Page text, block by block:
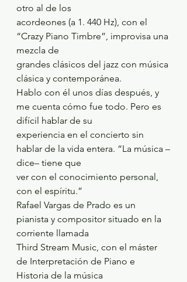
otro al de los
acordeones (a 1. 440 Hz), con el
“Crazy Piano Timbre”, improvisa una
mezcla de
grandes clásicos del jazz con música
clásica y contemporánea.
Hablo con él unos días después, y
me cuenta cómo fue todo. Pero es
difícil hablar de su
experiencia en el concierto sin
hablar de la vida entera. “La música –
dice– tiene que
ver con el conocimiento personal,
con el espíritu.”
Rafael Vargas de Prado es un
pianista y compositor situado en la
corriente llamada
Third Stream Music, con el máster
de Interpretación de Piano e
Historia de la música